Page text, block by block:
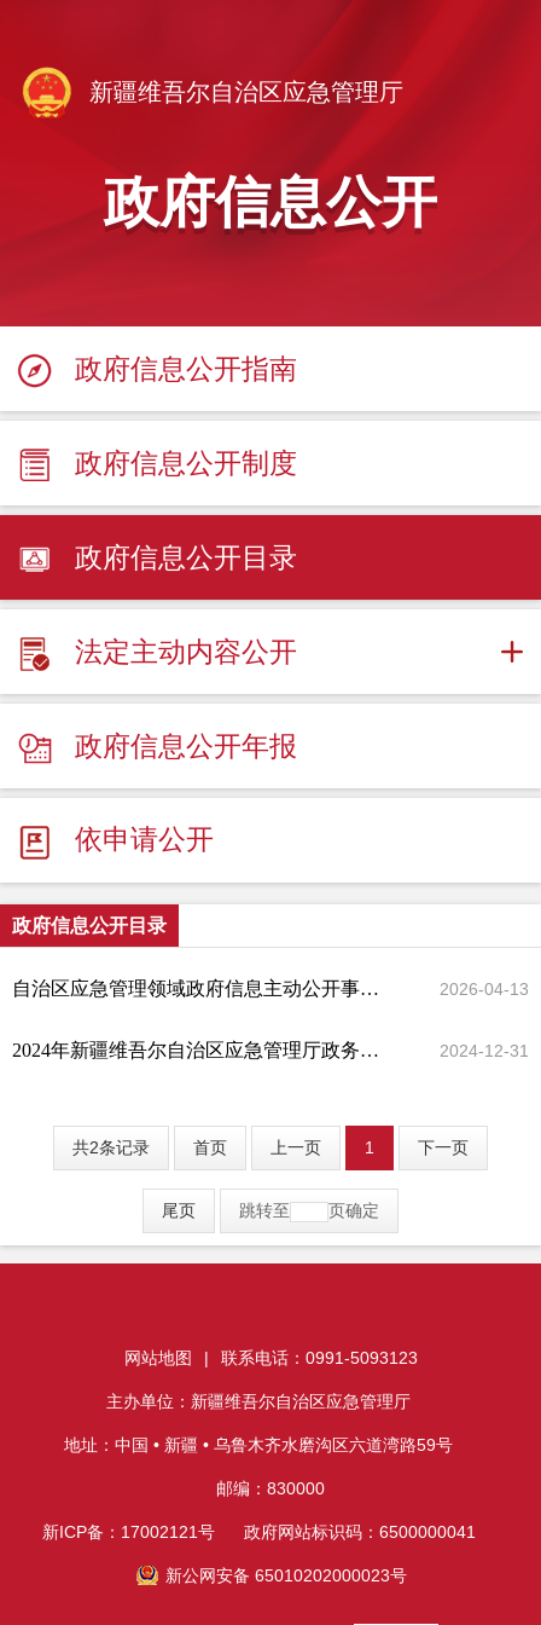
新疆维吾尔自治区应急管理厅
政府信息公开
政府信息公开指南
政府信息公开制度
政府信息公开目录
法定主动内容公开
政府信息公开年报
依申请公开
政府信息公开目录
自治区应急管理领域政府信息主动公开事项目录 2026-04-13
2024年新疆维吾尔自治区应急管理厅政务信息公开目录 2024-12-31
共2条记录 首页 上一页 1 下一页
尾页 跳转至 页确定
网站地图 | 联系电话：0991-5093123
主办单位：新疆维吾尔自治区应急管理厅
地址：中国 • 新疆 • 乌鲁木齐水磨沟区六道湾路59号
邮编：830000
新ICP备：17002121号 政府网站标识码：6500000041
新公网安备 65010202000023号